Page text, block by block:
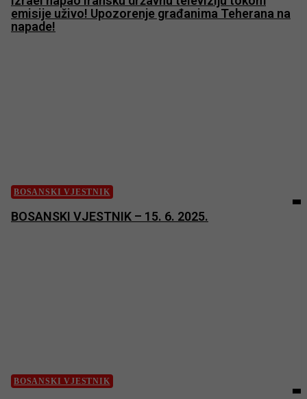
emisije uživo! Upozorenje građanima Teherana na
napade!
BOSANSKI VJESTNIK
BOSANSKI VJESTNIK – 15. 6. 2025.
BOSANSKI VJESTNIK